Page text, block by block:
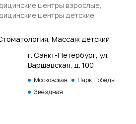
центры взрослые,
центры детские,
Массаж детский
г. Санкт-Петербург, ул.
Варшавская, д. 100
Московская
Парк Победы
Звёздная